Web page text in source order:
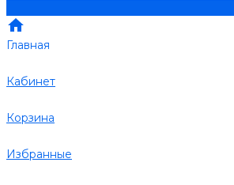
Главная
Кабинет
Корзина
Избранные